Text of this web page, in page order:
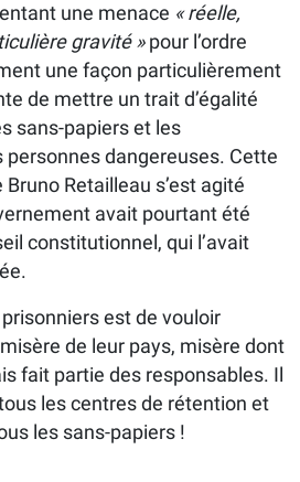
une menace « réelle,
gravité »pour l’ordre
une façon particulièrement
de mettre un trait d’égalité
sans-papiers et les
personnes dangereuses. Cette
Retailleau s’est agité
avait pourtant été
constitutionnel, qui l’avait
est de vouloir
de leur pays, misère dont
fait partie des responsables. Il
les centres de rétention et
les sans-papiers !